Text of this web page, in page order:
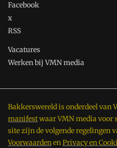
Facebook
x
RSS
Vacatures
Werken bij VMN media
Bakkerswereld is onderdeel van
manifestwaar VMN media voor
site zijn de volgende regelingen
VoorwaardenenPrivacy en